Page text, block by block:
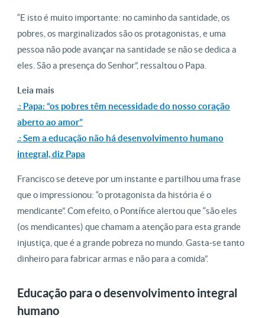
“E isto é muito importante: no caminho da santidade, os
pobres, os marginalizados são os protagonistas, e uma
pessoa não pode avançar na santidade se não se dedica a
eles. São a presença do Senhor”, ressaltou o Papa.
Leia mais
.: Papa: “os pobres têm necessidade do nosso coração
aberto ao amor”
.: Sem a educação não há desenvolvimento humano
integral, diz Papa
Francisco se deteve por um instante e partilhou uma frase
que o impressionou: “o protagonista da história é o
mendicante”. Com efeito, o Pontífice alertou que “são eles
(os mendicantes) que chamam a atenção para esta grande
injustiça, que é a grande pobreza no mundo. Gasta-se tanto
dinheiro para fabricar armas e não para a comida”.
Educação para o desenvolvimento integral
humano